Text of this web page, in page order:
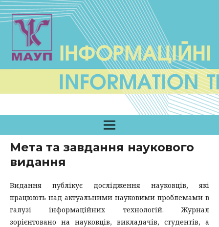
Мета та завдання наукового
видання
Видання публікує дослідження науковців, які
працюють над актуальними науковими проблемами в
галузі інформаційних технологій. Журнал
зорієнтовано на науковців, викладачів, студентів, а